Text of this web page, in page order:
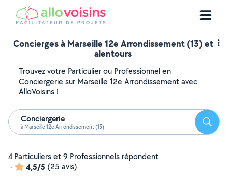
Concierges à Marseille 12e Arrondissement (13) et
alentours
Trouvez votre Particulier ou Professionnel en
Conciergerie sur Marseille 12e Arrondissement avec
AlloVoisins !
Conciergerie
à Marseille 12e Arrondissement (13)
4 Particuliers et 9 Professionnels répondent
-
4,5/5 (25 avis)